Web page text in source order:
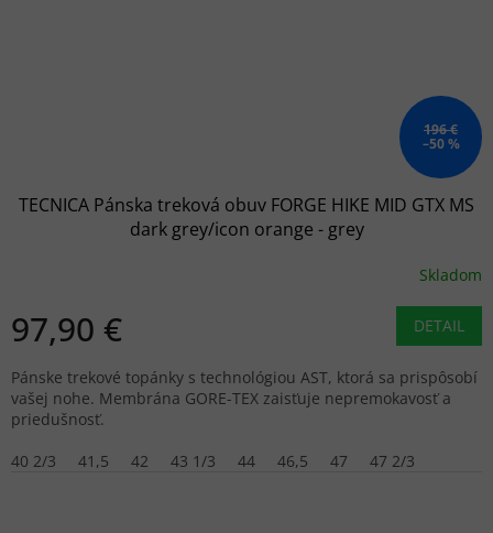
196 €
–50 %
TECNICA Pánska treková obuv FORGE HIKE MID GTX MS
dark grey/icon orange - grey
Skladom
97,90 € DETAIL
Pánske trekové topánky s technológiou AST, ktorá sa prispôsobí
vašej nohe. Membrána GORE-TEX zaisťuje nepremokavosť a
priedušnosť.
40 2/3
41,5 42 43 1/3 44 46,5 47 47 2/3